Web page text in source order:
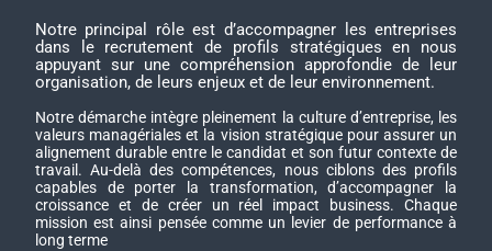
Notre principal rôle est d’accompagner les entreprises
dans le recrutement de profils stratégiques en nous
appuyant sur une compréhension approfondie de leur
organisation, de leurs enjeux et de leur environnement.
Notre démarche intègre pleinement la culture d’entreprise, les
valeurs managériales et la vision stratégique pour assurer un
alignement durable entre le candidat et son futur contexte de
travail. Au-delà des compétences, nous ciblons des profils
capables de porter la transformation, d’accompagner la
croissance et de créer un réel impact business. Chaque
mission est ainsi pensée comme un levier de performance à
long terme